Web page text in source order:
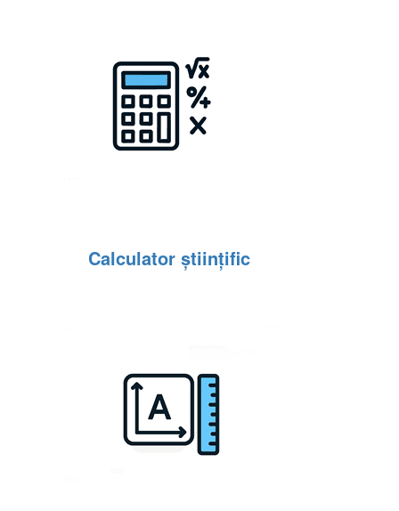
Calculator științific